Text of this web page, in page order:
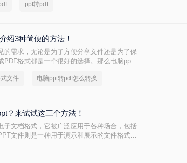
ppt转pdf
绍3种简便的方法！
的需求，无论是为了方便分享文件还是为了保
PDF格式都是一个很好的选择。那么电脑ppt
文件 电脑ppt转pdf怎么转换
？来试试这三个方法！
子文档格式，它被广泛应用于各种场合，包括
文件则是一种用于演示和展示的文件格式，
和演示内容，那么你来对地方了。在本文中，